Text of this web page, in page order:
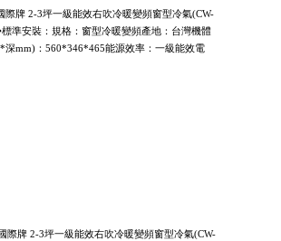
際牌 2-3坪一級能效右吹冷暖變頻窗型冷氣(CW-
準安裝：規格：窗型冷暖變頻產地：台灣機體
深mm)：560*346*465能源效率：一級能效電
際牌 2-3坪一級能效右吹冷暖變頻窗型冷氣(CW-